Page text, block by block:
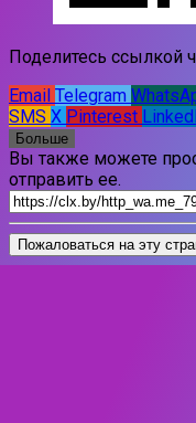
Поделитесь ссылкой
Email Telegram
SMS X Pinterest
Больше
Вы также можете
отправить ее.
Пожаловаться на эту